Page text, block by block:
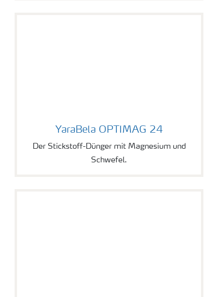
YaraBela OPTIMAG 24
Der Stickstoff-Dünger mit Magnesium und
Schwefel.